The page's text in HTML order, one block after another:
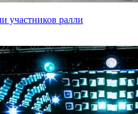
участников ралли